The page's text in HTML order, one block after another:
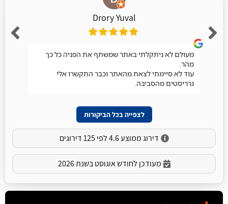
Drory Yuval
מעולם לא ניתקלתי באתר שמשתף את הפניה כל כך
מהר.
עוד לא סיימתי לצאת מהאתר וכבר התקשרו אלי
גרריסטים מהסביבה.
לצפייה בכל הביקורות
דירוג ממוצע 4.6 לפי 125 דירוגים
מעודכן לחודש אוגוסט בשנת 2026